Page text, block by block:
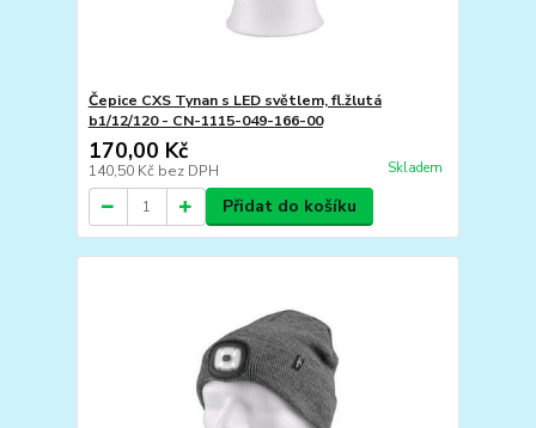
Čepice CXS Tynan s LED světlem, fl.žlutá
b1/12/120 - CN-1115-049-166-00
170,00 Kč
140,50 Kč bez DPH Skladem
Přidat do košíku